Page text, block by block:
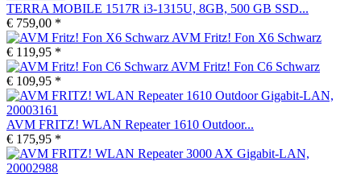
TERRA MOBILE 1517R i3-1315U, 8GB, 500 GB SSD...
€ 759,00 *
AVM Fritz! Fon X6 Schwarz
€ 119,95 *
AVM Fritz! Fon C6 Schwarz
€ 109,95 *
AVM FRITZ! WLAN Repeater 1610 Outdoor...
€ 175,95 *